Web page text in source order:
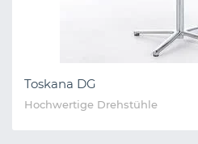
Toskana DG
Hochwertige Drehstühle